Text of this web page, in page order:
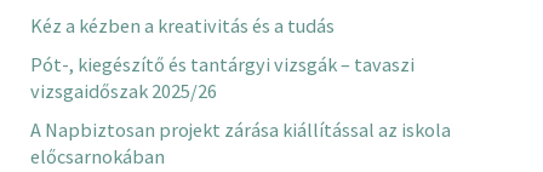
Kéz a kézben a kreativitás és a tudás
Pót-, kiegészítő és tantárgyi vizsgák – tavaszi
vizsgaidőszak 2025/26
A Napbiztosan projekt zárása kiállítással az iskola
előcsarnokában